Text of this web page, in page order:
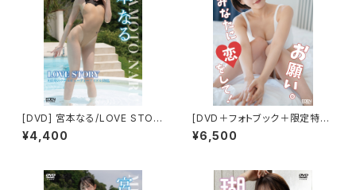
[DVD] 宮本なる/LOVE STOR
Y 限定ブロマイド５種(ABCDE)
付き
¥4,400
[DVD＋フォトブック＋限定特典
付き] 牧野みなた／お願い。みな
たに恋をして！
¥6,500